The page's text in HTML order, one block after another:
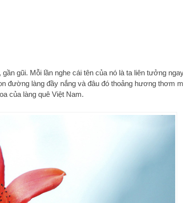
gũi. Mỗi lần nghe cái tên của nó là ta liên tưởng
đường làng đầy nắng và đâu đó thoảng hương thơm
của làng quê Việt Nam.